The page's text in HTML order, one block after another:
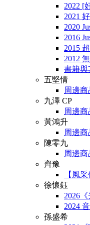
2022 [
2021
2020
2016
2015
2012
書籍與
五堅情
周邊商
九澤 CP
周邊商
黃鴻升
周邊商
陳零九
周邊商
齊豫
【風
徐懷鈺
2026
2024
孫盛希